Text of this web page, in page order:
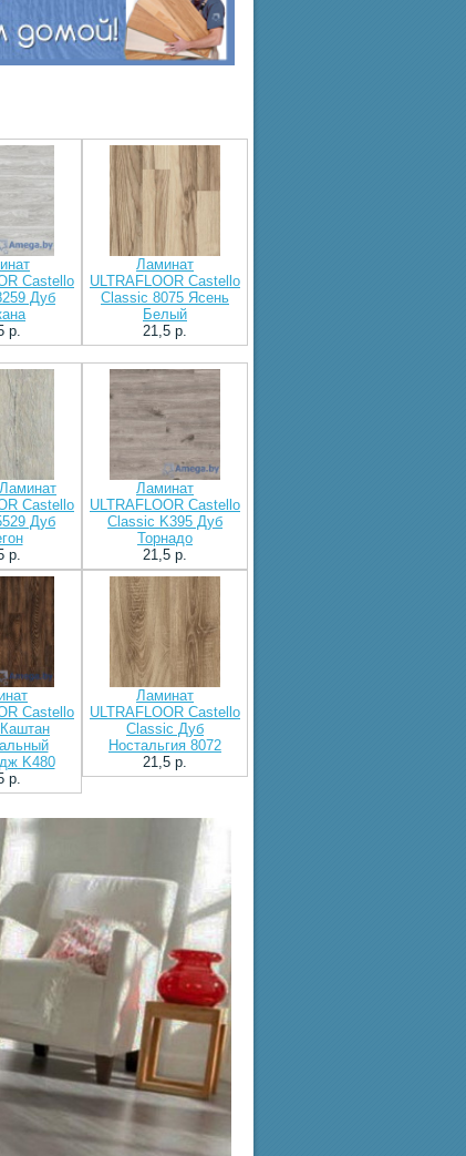
Castello
Дуб
p.
Ламинат
ULTRAFLOOR Castello
Classic 8075 Ясень
Белый
21,5 p.
Castello
Дуб
p.
Ламинат
ULTRAFLOOR Castello
Classic K395 Дуб
Торнадо
21,5 p.
Castello
K480
p.
Ламинат
ULTRAFLOOR Castello
Classic Дуб
Ностальгия 8072
21,5 p.